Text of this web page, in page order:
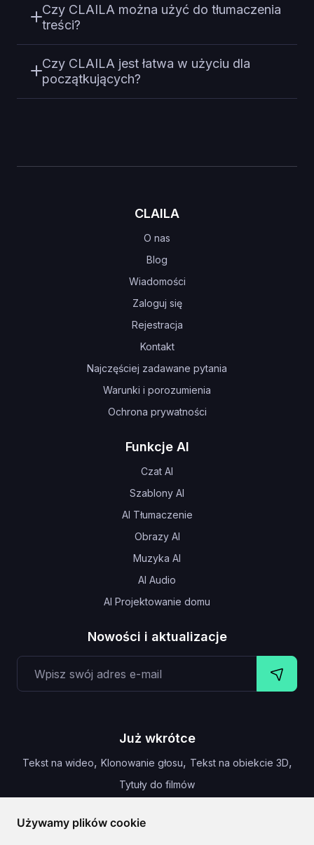
Używamy plików cookie
Czy CLAILA można użyć do tłumaczenia
treści?
Czy CLAILA jest łatwa w użyciu dla
początkujących?
CLAILA
O nas
Blog
Wiadomości
Zaloguj się
Rejestracja
Kontakt
Najczęściej zadawane pytania
Warunki i porozumienia
Ochrona prywatności
Funkcje AI
Czat AI
Szablony AI
AI Tłumaczenie
Obrazy AI
Muzyka AI
AI Audio
AI Projektowanie domu
Nowości i aktualizacje
Już wkrótce
Tekst na wideo, Klonowanie głosu, Tekst na obiekcie 3D,
Tytuły do filmów